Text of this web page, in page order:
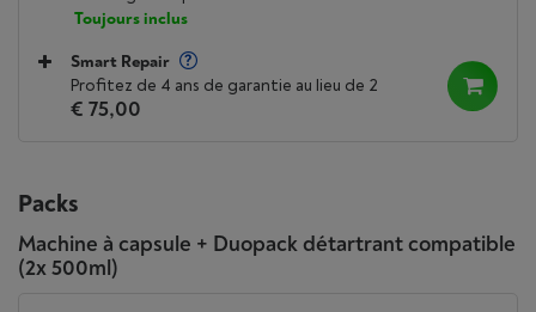
Toujours inclus
Smart Repair
Profitez de 4 ans de garantie au lieu de 2
€ 75,00
Packs
Machine à capsule + Duopack détartrant compatible
(2x 500ml)